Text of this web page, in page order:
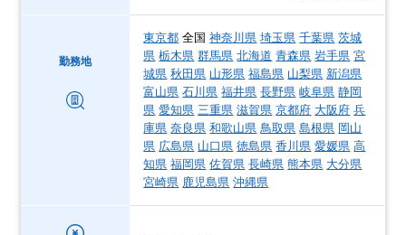
勤務地
東京都 全国神奈川県 埼玉県 千葉県 茨城
県 栃木県 群馬県 北海道 青森県 岩手県 宮
城県 秋田県 山形県 福島県 山梨県 新潟県
富山県 石川県 福井県 長野県 岐阜県 静岡
県 愛知県 三重県 滋賀県 京都府 大阪府 兵
庫県 奈良県 和歌山県 鳥取県 島根県 岡山
県 広島県 山口県 徳島県 香川県 愛媛県 高
知県 福岡県 佐賀県 長崎県 熊本県 大分県
宮崎県 鹿児島県 沖縄県